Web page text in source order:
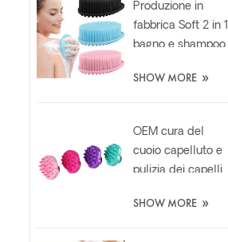
Produzione in
fabbrica Soft 2 in 1
bagno e shampoo
corpo Scrubber
SHOW MORE »
OEM cura del
cuoio capelluto e
pulizia dei capelli
silicone
SHOW MORE »